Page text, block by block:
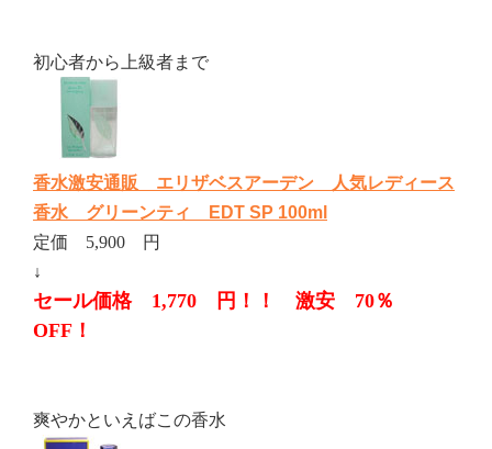
初心者から上級者まで
香水激安通販 エリザベスアーデン 人気レディース
香水 グリーンティ EDT SP 100ml
定価 5,900 円
↓
セール価格 1,770 円！！ 激安 70％
OFF！
爽やかといえばこの香水